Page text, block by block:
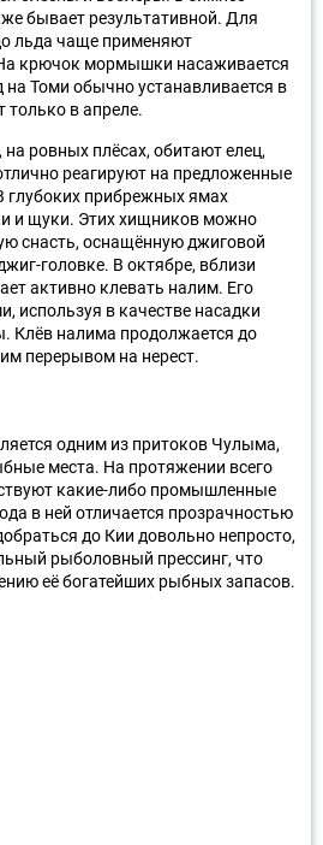
бывает результативной. Для
льда чаще применяют
крючок мормышки насаживается
Томи обычно устанавливается в
только в апреле.
ровных плёсах, обитают елец,
реагируют на предложенные
прибрежных ямах
и щуки. Этих хищников можно
снасть, оснащённую джиговой
головке. В октябре, вблизи
активно клевать налим. Его
используя в качестве насадки
Клёв налима продолжается до
перерывом на нерест.
одним из притоков Чулыма,
места. На протяжении всего
какие-либо промышленные
в ней отличается прозрачностью
до Кии довольно непросто,
рыболовный прессинг, что
её богатейших рыбных запасов.